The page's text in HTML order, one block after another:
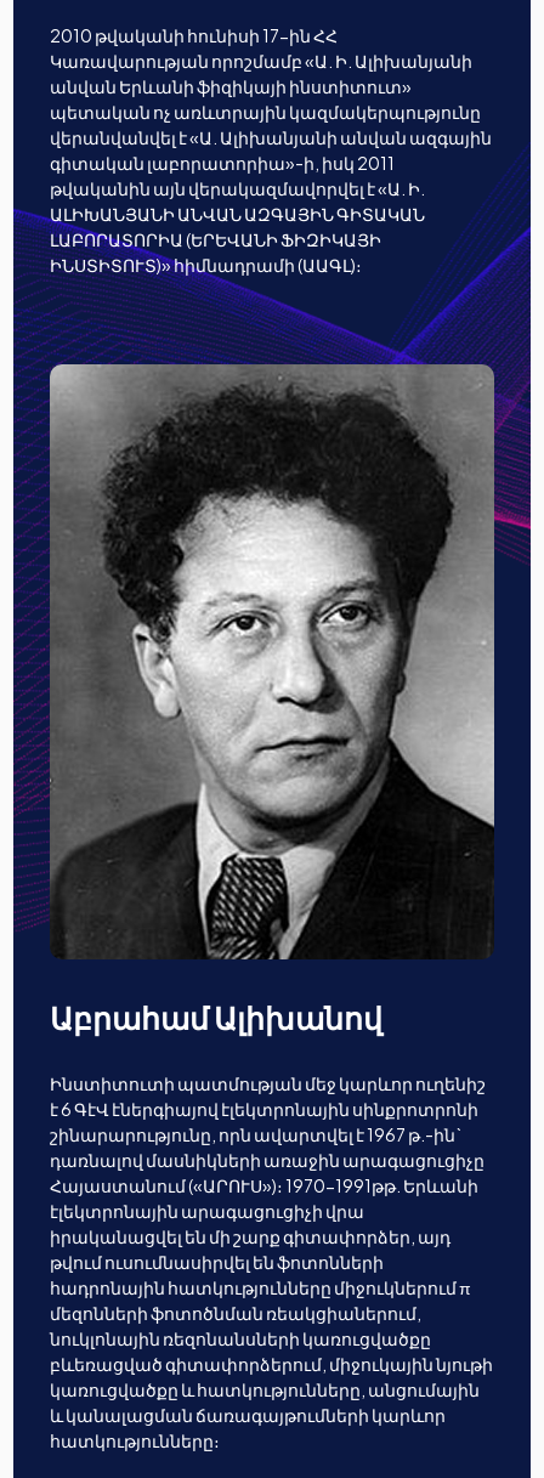
2010 թվականի հունիսի 17-ին ՀՀ
Կառավարության որոշմամբ «Ա. Ի. Ալիխանյանի
անվան Երևանի ֆիզիկայի ինստիտուտ»
պետական ոչ առևտրային կազմակերպությունը
վերանվանվել է «Ա. Ալիխանյանի անվան ազգային
գիտական լաբորատորիա»-ի, իսկ 2011
թվականին այն վերակազմավորվել է «Ա. Ի.
ԱԼԻԽԱՆՅԱՆԻ ԱՆՎԱՆ ԱԶԳԱՅԻՆ ԳԻՏԱԿԱՆ
ԼԱԲՈՐԱՏՈՐԻԱ (ԵՐԵՎԱՆԻ ՖԻԶԻԿԱՅԻ
ԻՆՍՏԻՏՈՒՏ)» հիմնադրամի (ԱԱԳԼ)։
Աբրահամ Ալիխանով
Ինստիտուտի պատմության մեջ կարևոր ուղենիշ
է 6 ԳէՎ էներգիայով էլեկտրոնային սինքրոտրոնի
շինարարությունը, որն ավարտվել է 1967 թ.-ին`
դառնալով մասնիկների առաջին արագացուցիչը
Հայաստանում («ԱՐՈՒՍ»)։ 1970-1991թթ. Երևանի
էլեկտրոնային արագացուցիչի վրա
իրականացվել են մի շարք գիտափորձեր, այդ
թվում ուսումնասիրվել են ֆոտոնների
հադրոնային հատկությունները միջուկներում π
մեզոնների ֆոտոծնման ռեակցիաներում,
նուկլոնային ռեզոնանսների կառուցվածքը
բևեռացված գիտափորձերում, միջուկային նյութի
կառուցվածքը և հատկությունները, անցումային
և կանալացման ճառագայթումների կարևոր
հատկությունները։